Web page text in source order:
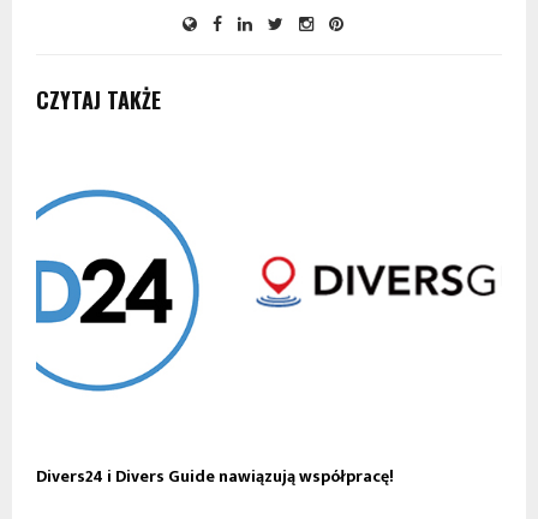
CZYTAJ TAKŻE
Divers24 i Divers Guide nawiązują współpracę!